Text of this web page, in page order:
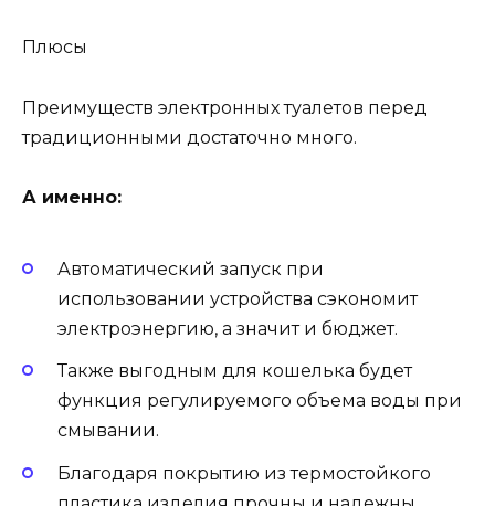
Плюсы
Преимуществ электронных туалетов перед
традиционными достаточно много.
А именно:
Автоматический запуск при
использовании устройства сэкономит
электроэнергию, а значит и бюджет.
Также выгодным для кошелька будет
функция регулируемого объема воды при
смывании.
Благодаря покрытию из термостойкого